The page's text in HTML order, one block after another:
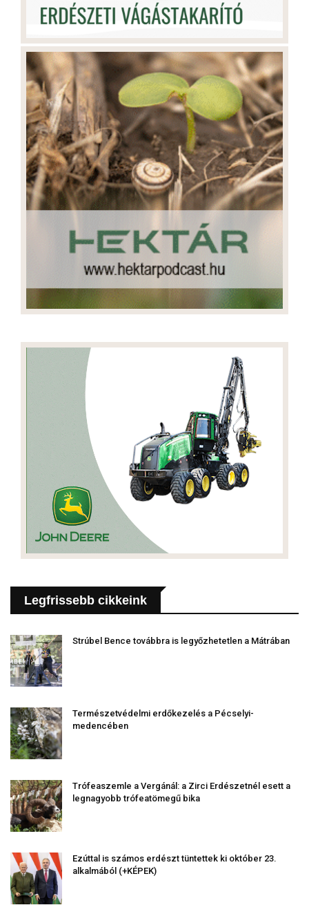
Legfrissebb cikkeink
Strúbel Bence továbbra is legyőzhetetlen a Mátrában
Természetvédelmi erdőkezelés a Pécselyi-
medencében
Trófeaszemle a Vergánál: a Zirci Erdészetnél esett a
legnagyobb trófeatömegű bika
Ezúttal is számos erdészt tüntettek ki október 23.
alkalmából (+KÉPEK)